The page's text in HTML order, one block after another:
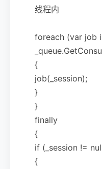
线程内
foreach (var job
{
job(_session);
}
}
finally
{
if (_session !=
{